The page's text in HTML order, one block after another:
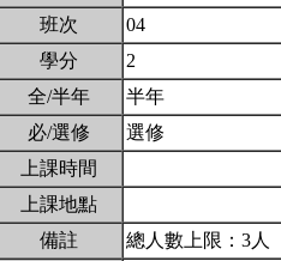
班次
04
學分
2
全/半年
半年
必/選修
選修
上課時間
上課地點
備註
總人數上限：3人